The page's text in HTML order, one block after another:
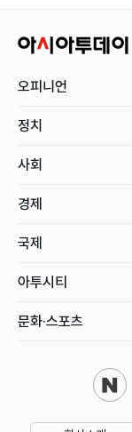
오피니언
정치
사회
경제
국제
아투시티
문화·스포츠